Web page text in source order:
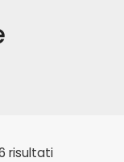
risultati